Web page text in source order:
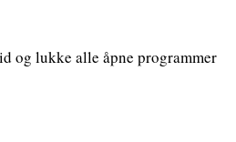
og lukke alle åpne programmer